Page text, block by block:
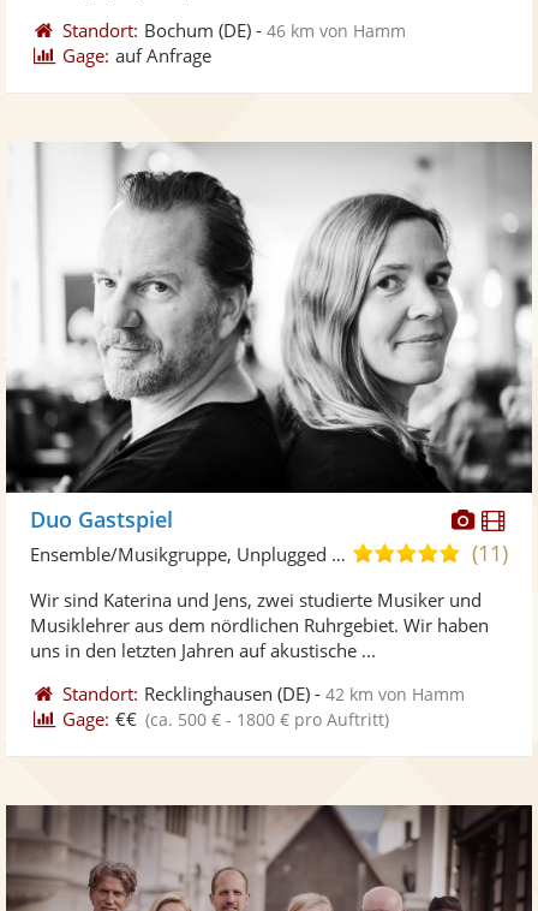
Standort: Bochum (DE) -46 km von Hamm
Gage: auf Anfrage
Fotos
Duo Gastspiel
5,0
5
(11)
Ensemble/Musikgruppe, Unplugged Band/Akustik Band
Wir sind Katerina und Jens, zwei studierte Musiker und
Musiklehrer aus dem nördlichen Ruhrgebiet. Wir haben
uns in den letzten Jahren auf akustische ...
Standort: Recklinghausen (DE) -42 km von Hamm
Gage: €€ (ca. 500 € - 1800 € pro Auftritt)